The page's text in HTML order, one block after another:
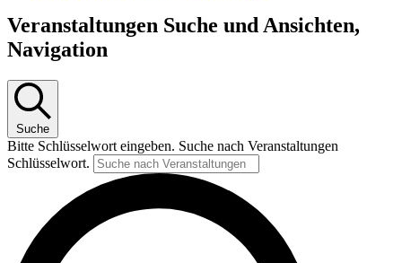
Veranstaltungen Suche und Ansichten,
Navigation
Suche
Bitte Schlüsselwort eingeben. Suche nach Veranstaltungen
Schlüsselwort.